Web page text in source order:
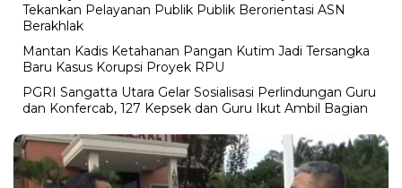
Tekankan Pelayanan Publik Publik Berorientasi ASN
Berakhlak
Mantan Kadis Ketahanan Pangan Kutim Jadi Tersangka
Baru Kasus Korupsi Proyek RPU
PGRI Sangatta Utara Gelar Sosialisasi Perlindungan Guru
dan Konfercab, 127 Kepsek dan Guru Ikut Ambil Bagian